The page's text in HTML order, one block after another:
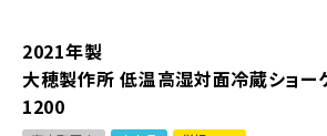
2021年製
大穂製作所 低温高湿対面冷蔵ショー
1200